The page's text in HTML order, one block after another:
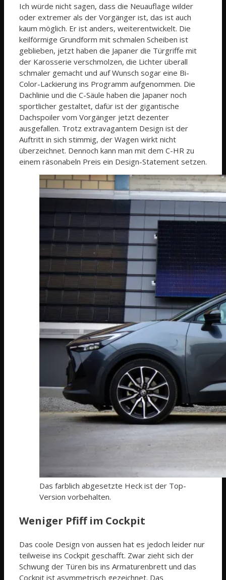
Ich würde nicht sagen, dass die Neuauflage wilder
oder extremer als der Vorgänger ist, das ist auch
kaum möglich. Er ist anders, weiterentwickelt. Die
keilförmige Grundform mit schmalen Scheiben ist
geblieben, jetzt haben die Japaner die Türgriffe mit
der Karosserie verschmolzen, die Lichter überall
schmaler gemacht und auf Wunsch sogar eine Bi-
Color-Lackierung ins Programm aufgenommen. Die
Dachlinie und die C-Säule haben die Japaner noch
sportlicher gestaltet, dafür ist der gigantische
Dachspoiler vom Vorgänger jetzt dezenter
ausgefallen. Trotz extravagantem Design ist der
Auftritt in sich stimmig, der Wagen wirkt nicht
überzeichnet. Dennoch kann man mit dem C-HR zu
einem räsonabeln Preis ein Design-Statement setzen.
Das farblich abgesetzte Heck ist der Top-
Version vorbehalten.
Weniger Pfiff im Cockpit
Das coole Design von aussen hat es jedoch leider nur
teilweise ins Cockpit geschafft. Zwar zieht sich der
Schwung der Türen bis ins Armaturenbrett und das
Cockpit ist asymmetrisch gezeichnet. Das